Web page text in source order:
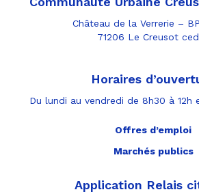
Château de la Verrerie –
71206 Le Creusot
Horaires
Du lundi au vendredi de 8h30 à 12h
Offres d’emploi
Marchés publics
Application Relais